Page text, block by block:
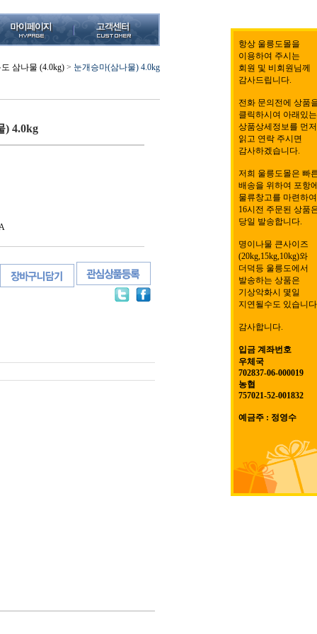
삼나물 (4.0kg) > 눈개승마(삼나물) 4.0kg
) 4.0kg
항상 울릉도몰을
이용하여 주시는
회원 및 비회원님께
감사드립니다.
전화 문의전에 상품
클릭하시여 아래있는
상품상세정보를 먼저
읽고 연락 주시면
감사하겠습니다.
저희 울릉도몰은 빠
배송을 위하여 포항
물류창고를 마련하여
16시전 주문된 상품
당일 발송합니다.
명이나물 큰사이즈
(20kg,15kg,10kg)와
더덕등 울릉도에서
발송하는 상품은
기상악화시 몇일
지연될수도 있습니
감사합니다.
입금 계좌번호
우체국
702837-06-000019
농협
757021-52-001832
예금주 : 정영수